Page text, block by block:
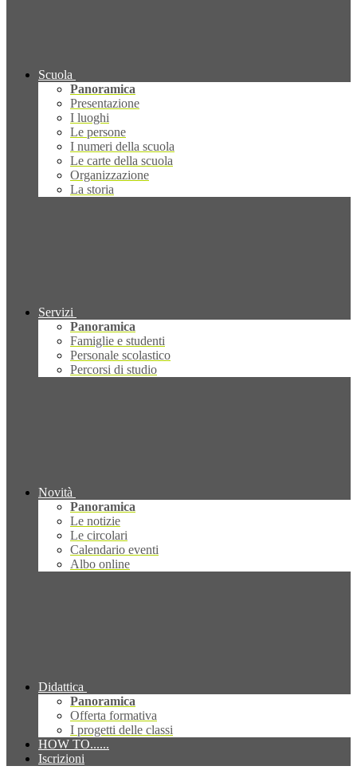
Scuola
Panoramica
Presentazione
I luoghi
Le persone
I numeri della scuola
Le carte della scuola
Organizzazione
La storia
Servizi
Panoramica
Famiglie e studenti
Personale scolastico
Percorsi di studio
Novità
Panoramica
Le notizie
Le circolari
Calendario eventi
Albo online
Didattica
Panoramica
Offerta formativa
I progetti delle classi
HOW TO......
Iscrizioni